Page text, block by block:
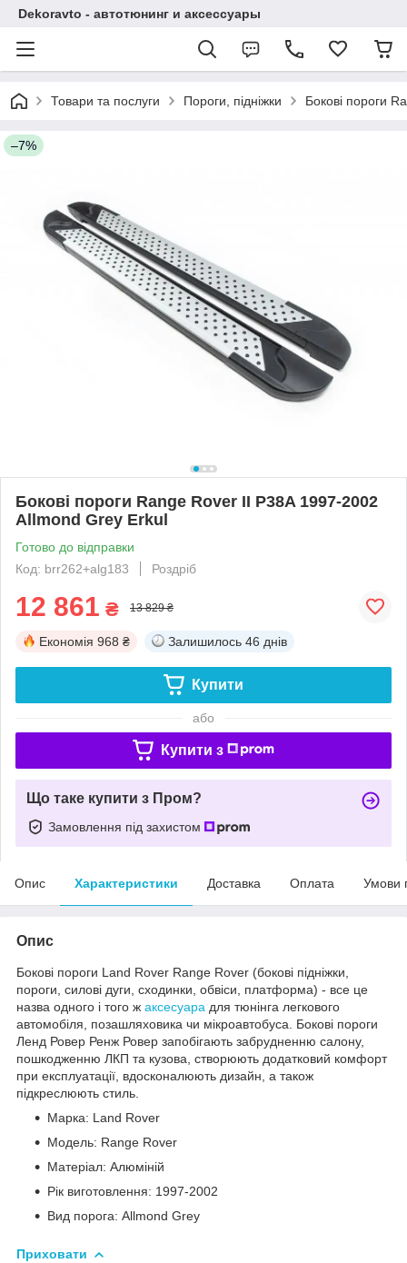
Dekoravto - автотюнинг и аксессуары
Товари та послуги Пороги, підніжки Бокові пороги
–7%
Бокові пороги Range Rover II P38A 1997-2002
Allmond Grey Erkul
Готово до відправки
Код: brr262+alg183
Роздріб
12 861 ₴ 13 829 ₴
Економія 968 ₴ Залишилось 46 днів
Купити
або
Купити з
Що таке купити з Пром?
Замовлення під захистом
Опис Характеристики Доставка Оплата Умови
Опис
Бокові пороги Land Rover Range Rover (бокові підніжки,
пороги, силові дуги, сходинки, обвіси, платформа) - все це
назва одного і того ж аксесуара для тюнінга легкового
автомобіля, позашляховика чи мікроавтобуса. Бокові пороги
Ленд Ровер Ренж Ровер запобігають забрудненню салону,
пошкодженню ЛКП та кузова, створюють додатковий комфорт
при експлуатації, вдосконалюють дизайн, а також
підкреслюють стиль.
Марка: Land Rover
Модель: Range Rover
Матеріал: Алюміній
Рік виготовлення: 1997-2002
Вид порога: Allmond Grey
Приховати